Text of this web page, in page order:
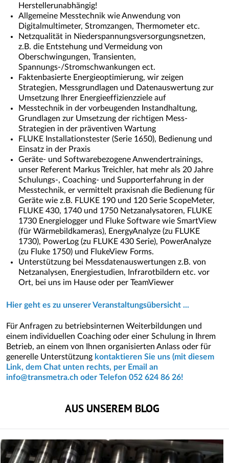
Herstellerunabhängig!
Allgemeine Messtechnik wie Anwendung von
Digitalmultimeter, Stromzangen, Thermometer etc.
Netzqualität in Niederspannungsversorgungsnetzen,
z.B. die Entstehung und Vermeidung von
Oberschwingungen, Transienten,
Spannungs-/Stromschwankungen ect.
Faktenbasierte Energieoptimierung, wir zeigen
Strategien, Messgrundlagen und Datenauswertung zur
Umsetzung Ihrer Energieeffizienzziele auf
Messtechnik in der vorbeugenden Instandhaltung,
Grundlagen zur Umsetzung der richtigen Mess-
Strategien in der präventiven Wartung
FLUKE Installationstester (Serie 1650), Bedienung und
Einsatz in der Praxis
Geräte- und Softwarebezogene Anwendertrainings,
unser Referent Markus Treichler, hat mehr als 20 Jahre
Schulungs-, Coaching- und Supporterfahrung in der
Messtechnik, er vermittelt praxisnah die Bedienung für
Geräte wie z.B. FLUKE 190 und 120 Serie ScopeMeter,
FLUKE 430, 1740 und 1750 Netzanalysatoren, FLUKE
1730 Energielogger und Fluke Software wie SmartView
(für Wärmebildkameras), EnergyAnalyze (zu FLUKE
1730), PowerLog (zu FLUKE 430 Serie), PowerAnalyze
(zu Fluke 1750) und FlukeView Forms.
Unterstützung bei Messdatenauswertungen z.B. von
Netzanalysen, Energiestudien, Infrarotbildern etc. vor
Ort, bei uns im Hause oder per TeamViewer
Hier geht es zu unserer Veranstaltungsübersicht ...
Für Anfragen zu betriebsinternen Weiterbildungen und
einem individuellen Coaching oder einer Schulung in Ihrem
Betrieb, an einem von Ihnen organisierten Anlass oder für
generelle Unterstützung kontaktieren Sie uns (mit diesem
Link, dem Chat unten rechts, per Email an
info@transmetra.ch oder Telefon 052 624 86 26!
AUS UNSEREM BLOG